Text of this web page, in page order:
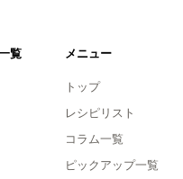
覧 メニュー
トップ
レシピリスト
コラム一覧
ピックアップ一覧